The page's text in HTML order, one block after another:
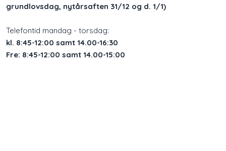
grundlovsdag, nytårsaften 31/12 og d. 1/1)
​Telefontid mandag - torsdag:
kl. 8:45-12:00 samt 14.00-16:30
Fre: 8:45-12:00 samt 14.00-15:00